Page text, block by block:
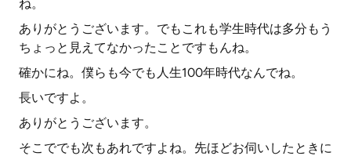
ね。
ありがとうございます。でもこれも学生時代は多分もう
ちょっと見えてなかったことですもんね。
確かにね。僕らも今でも人生100年時代なんでね。
長いですよ。
ありがとうございます。
そこででも次もあれですよね。先ほどお伺いしたときに